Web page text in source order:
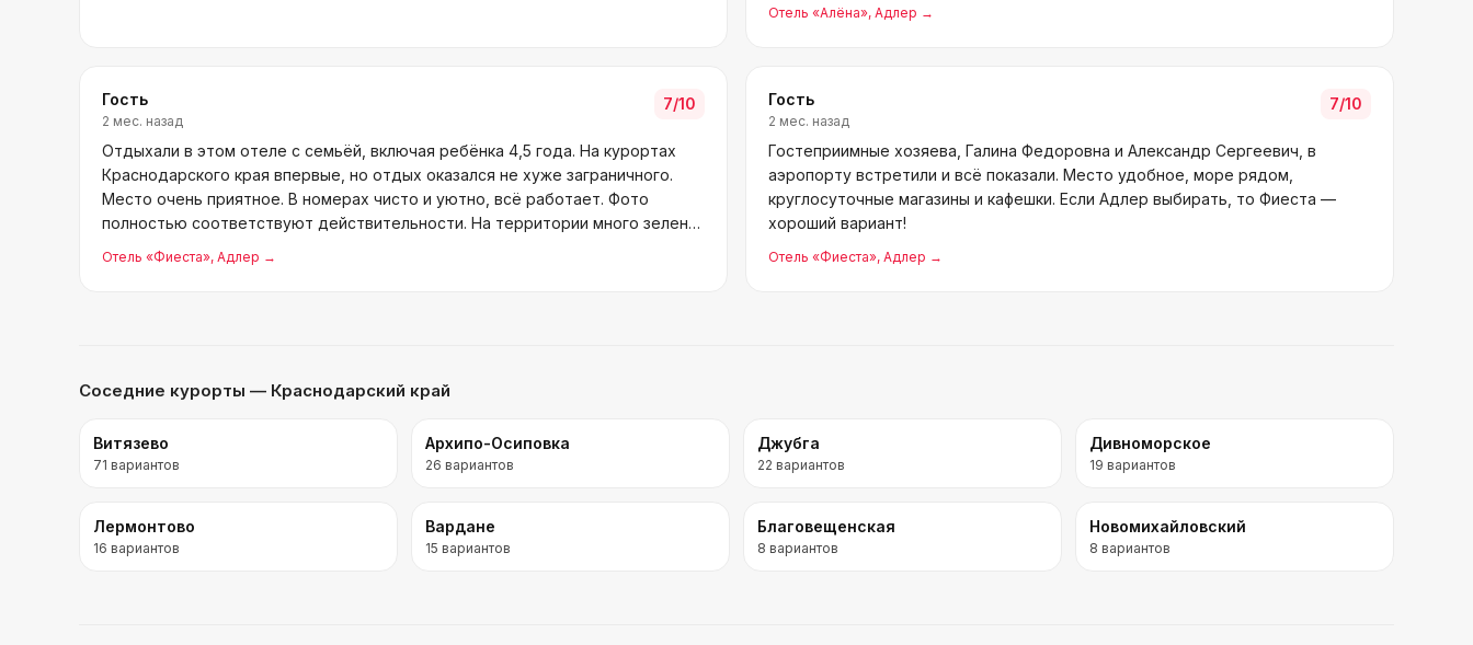
Отель «Алёна», Адлер →
Гость
2 мес. назад
7/10
Отдыхали в этом отеле с семьёй, включая ребёнка 4,5 года. На курортах
Краснодарского края впервые, но отдых оказался не хуже заграничного.
Место очень приятное. В номерах чисто и уютно, всё работает. Фото
полностью соответствуют действительности. На территории много зелени,
Отель «Фиеста», Адлер →
Гость
2 мес. назад
7/10
Гостеприимные хозяева, Галина Федоровна и Александр Сергеевич, в
аэропорту встретили и всё показали. Место удобное, море рядом,
круглосуточные магазины и кафешки. Если Адлер выбирать, то Фиеста —
хороший вариант!
Отель «Фиеста», Адлер →
Соседние курорты — Краснодарский край
Витязево
71 вариантов
Архипо-Осиповка
26 вариантов
Джубга
22 вариантов
Дивноморское
19 вариантов
Лермонтово
16 вариантов
Вардане
15 вариантов
Благовещенская
8 вариантов
Новомихайловский
8 вариантов